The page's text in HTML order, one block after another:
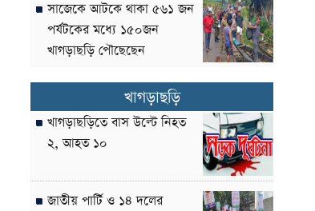
সাজেকে আটকে থাকা ৫৬১ জন
পর্যটকের মধ্যে ১৫০জন
খাগড়াছড়ি পৌছেছেন
খাগড়াছড়ি
খাগড়াছড়িতে বাস উল্টে নিহত
২, আহত ১০
জাতীয় পার্টি ও ১৪ দলের